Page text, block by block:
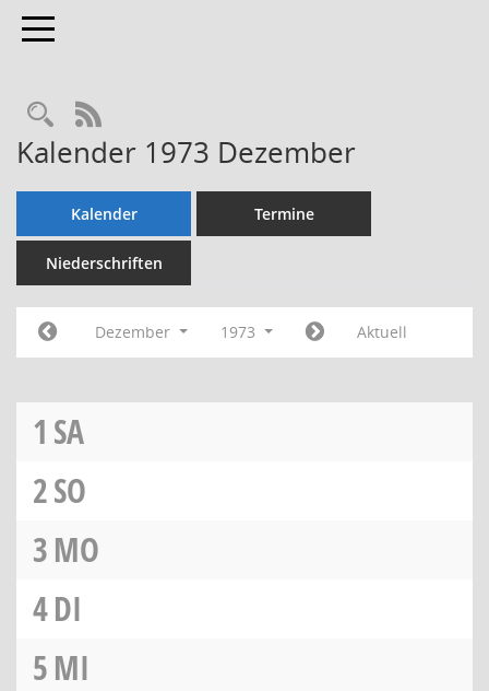
Toggle navigation
Rechercheauswahl
RSS-Feed
Kalender 1973 Dezember
Kalender Termine
Niederschriften
Dezember 1973 Aktuell
1 SA
2SO
3MO
4DI
5MI